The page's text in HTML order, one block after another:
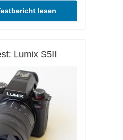
lesen
Lumix S5II